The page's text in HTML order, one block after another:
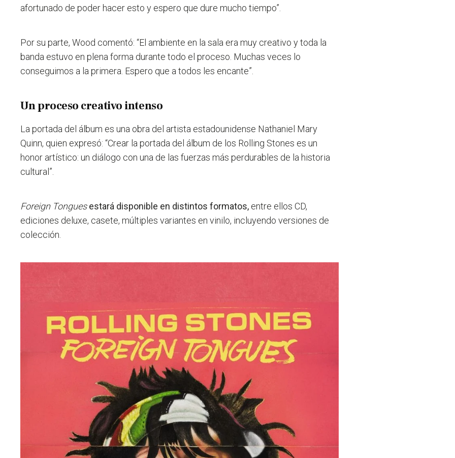
afortunado de poder hacer esto y espero que dure mucho tiempo”.
Por su parte, Wood comentó: “El ambiente en la sala era muy creativo y toda la
banda estuvo en plena forma durante todo el proceso. Muchas veces lo
conseguimos a la primera. Espero que a todos les encante”.
Un proceso creativo intenso
La portada del álbum es una obra del artista estadounidense Nathaniel Mary
Quinn, quien expresó: “Crear la portada del álbum de los Rolling Stones es un
honor artístico: un diálogo con una de las fuerzas más perdurables de la historia
cultural”.
Foreign Tonguesestará disponible en distintos formatos, entre ellos CD,
ediciones deluxe, casete, múltiples variantes en vinilo, incluyendo versiones de
colección.